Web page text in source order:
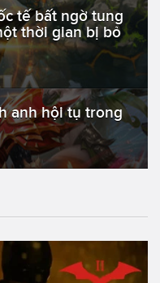
tế bất ngờ tung
thời gian bị bỏ
anh hội tụ trong